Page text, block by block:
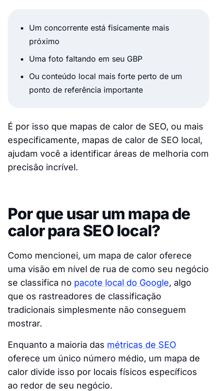
Um concorrente está fisicamente mais
próximo
Uma foto faltando em seu GBP
Ou conteúdo local mais forte perto de um
ponto de referência importante
É por isso que mapas de calor de SEO, ou mais
especificamente, mapas de calor de SEO local,
ajudam você a identificar áreas de melhoria com
precisão incrível.
Por que usar um mapa de
calor para SEO local?
Como mencionei, um mapa de calor oferece
uma visão em nível de rua de como seu negócio
se classifica no pacote local do Google, algo
que os rastreadores de classificação
tradicionais simplesmente não conseguem
mostrar.
Enquanto a maioria das métricas de SEO
oferece um único número médio, um mapa de
calor divide isso por locais físicos específicos
ao redor de seu negócio.